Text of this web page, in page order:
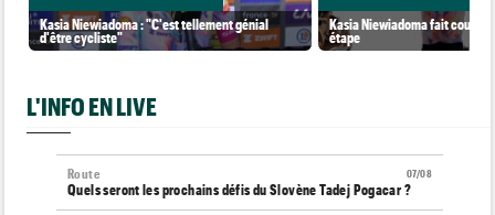
Kasia Niewiadoma : "C'est tellement génial
d'être cycliste"
Kasia Niewiadoma fait coup
étape
L'INFO EN LIVE
07/08
Route
Quels seront les prochains défis du Slovène Tadej Pogacar ?